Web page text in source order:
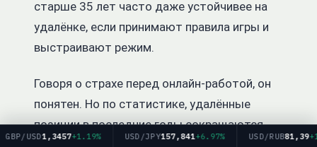
старше 35 лет часто даже устойчивее на
удалёнке, если принимают правила игры и
выстраивают режим.
Говоря о страхе перед онлайн-работой, он
понятен. Но по статистике, удалённые
позиции в последние годы сокращаются
USD1,3457+1.19% USD/JPY157,841+6.97% USD/RUB81,39